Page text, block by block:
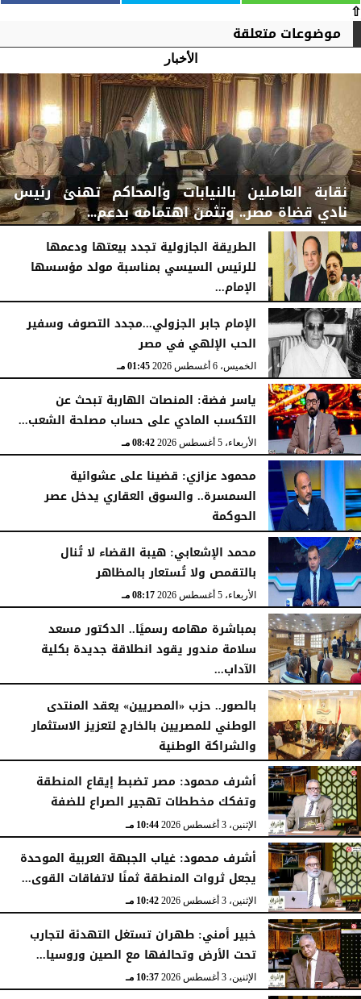
⇧
موضوعات متعلقة
الأخبار
نقابة العاملين بالنيابات والمحاكم تهنئ رئيس
نادي قضاة مصر.. وتثمن اهتمامه بدعم...
الخميس، 6 أغسطس 2026 06:22 مـ
الطريقة الجازولية تجدد بيعتها ودعمها
للرئيس السيسي بمناسبة مولد مؤسسها
الإمام...
الخميس، 6 أغسطس 2026
الإمام جابر الجزولي...مجدد التصوف وسفير
الحب الإلهي في مصر
الخميس، 6 أغسطس 2026 01:45 مـ
ياسر فضة: المنصات الهاربة تبحث عن
التكسب المادي على حساب مصلحة الشعب...
الأربعاء، 5 أغسطس 2026 08:42 مـ
محمود عزازي: قضينا على عشوائية
السمسرة.. والسوق العقاري يدخل عصر
الحوكمة
الأربعاء، 5 أغسطس 2026
محمد الإشعابي: هيبة القضاء لا تُنال
بالتقمص ولا تُستعار بالمظاهر
الأربعاء، 5 أغسطس 2026 08:17 مـ
بمباشرة مهامه رسميًا.. الدكتور مسعد
سلامة مندور يقود انطلاقة جديدة بكلية
الآداب...
الأربعاء، 5 أغسطس 2026
بالصور.. حزب «المصريين» يعقد المنتدى
الوطني للمصريين بالخارج لتعزيز الاستثمار
والشراكة الوطنية
الثلاثاء، 4 أغسطس 2026
أشرف محمود: مصر تضبط إيقاع المنطقة
وتفكك مخططات تهجير الصراع للضفة
الإثنين، 3 أغسطس 2026 10:44 مـ
أشرف محمود: غياب الجبهة العربية الموحدة
يجعل ثروات المنطقة ثمنًا لاتفاقات القوى...
الإثنين، 3 أغسطس 2026 10:42 مـ
خبير أمني: طهران تستغل التهدئة لتجارب
تحت الأرض وتحالفها مع الصين وروسيا...
الإثنين، 3 أغسطس 2026 10:37 مـ